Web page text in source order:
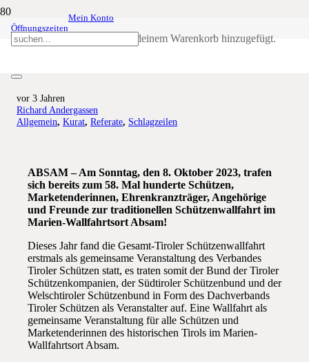
Öffnungszeiten
Mein Konto
wurde deinem Warenkorb hinzugefügt.
Heimat ohne Grenzen, Einheit im
vor 3 Jahren
Richard Andergassen
Allgemein, Kurat, Referate, Schlagzeilen
ABSAM – Am Sonntag, den 8. Oktober 2023, trafen
sich bereits zum 58. Mal hunderte Schützen,
Marketenderinnen, Ehrenkranzträger, Angehörige
und Freunde zur traditionellen Schützenwallfahrt im
Marien-Wallfahrtsort Absam!
Dieses Jahr fand die Gesamt-Tiroler Schützenwallfahrt
erstmals als gemeinsame Veranstaltung des Verbandes
Tiroler Schützen statt, es traten somit der Bund der Tiroler
Schützenkompanien, der Südtiroler Schützenbund und der
Welschtiroler Schützenbund in Form des Dachverbands
Tiroler Schützen als Veranstalter auf. Eine Wallfahrt als
gemeinsame Veranstaltung für alle Schützen und
Marketenderinnen des historischen Tirols im Marien-
Wallfahrtsort Absam.